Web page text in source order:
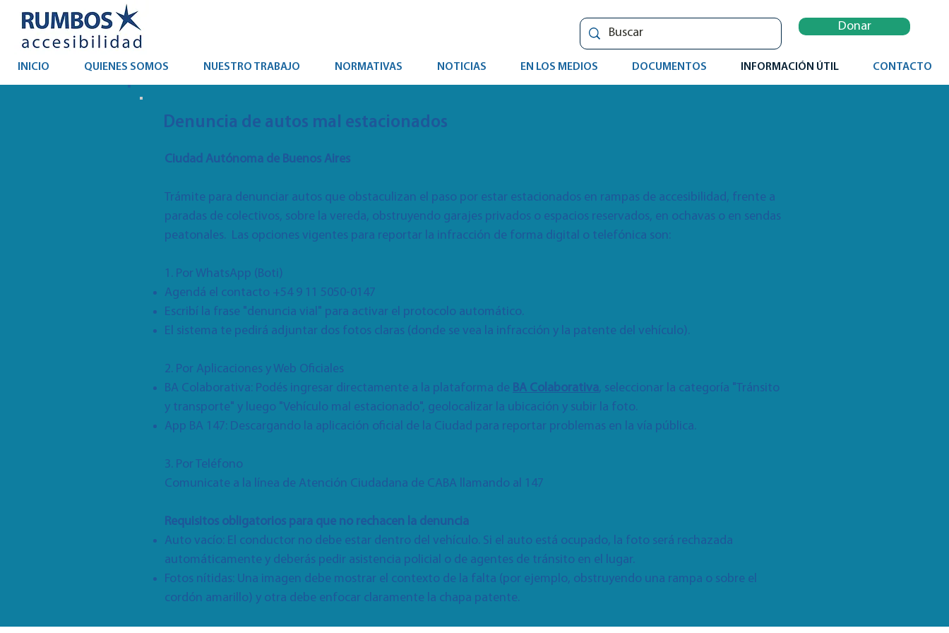
Donar
INICIO QUIENES SOMOS NUESTRO TRABAJO NORMATIVAS NOTICIAS EN LOS MEDIOS DOCUMENTOS INFORMACIÓN ÚTIL CONTACTO
Denuncia de autos mal estacionados
Ciudad Autónoma de Buenos Aires
Trámite para denunciar autos que obstaculizan el paso por estar estacionados en rampas de accesibilidad, frente a
paradas de colectivos, sobre la vereda, obstruyendo garajes privados o espacios reservados, en ochavas o en sendas
peatonales. Las opciones vigentes para reportar la infracción de forma digital o telefónica son:
1. Por WhatsApp (Boti)
Agendá el contacto +54 9 11 5050-0147
Escribí la frase "denuncia vial" para activar el protocolo automático.
El sistema te pedirá adjuntar dos fotos claras (donde se vea la infracción y la patente del vehículo).
2. Por Aplicaciones y Web Oficiales
BA Colaborativa: Podés ingresar directamente a la plataforma de BA Colaborativa, seleccionar la categoría "Tránsito
y transporte" y luego "Vehículo mal estacionado", geolocalizar la ubicación y subir la foto.
App BA 147: Descargando la aplicación oficial de la Ciudad para reportar problemas en la vía pública.
3. Por Teléfono
Comunicate a la línea de Atención Ciudadana de CABA llamando al 147
Requisitos obligatorios para que no rechacen la denuncia
Auto vacío: El conductor no debe estar dentro del vehículo. Si el auto está ocupado, la foto será rechazada
automáticamente y deberás pedir asistencia policial o de agentes de tránsito en el lugar.
Fotos nítidas: Una imagen debe mostrar el contexto de la falta (por ejemplo, obstruyendo una rampa o sobre el
cordón amarillo) y otra debe enfocar claramente la chapa patente.